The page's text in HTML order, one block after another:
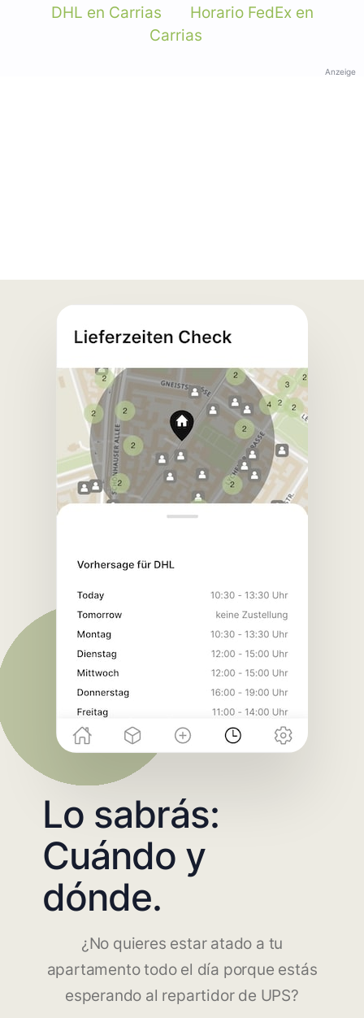
DHL en Carrias
Horario FedEx en
Carrias
Anzeige
Lo sabrás:
Cuándo y
dónde.
¿No quieres estar atado a tu
apartamento todo el día porque estás
esperando al repartidor de UPS?